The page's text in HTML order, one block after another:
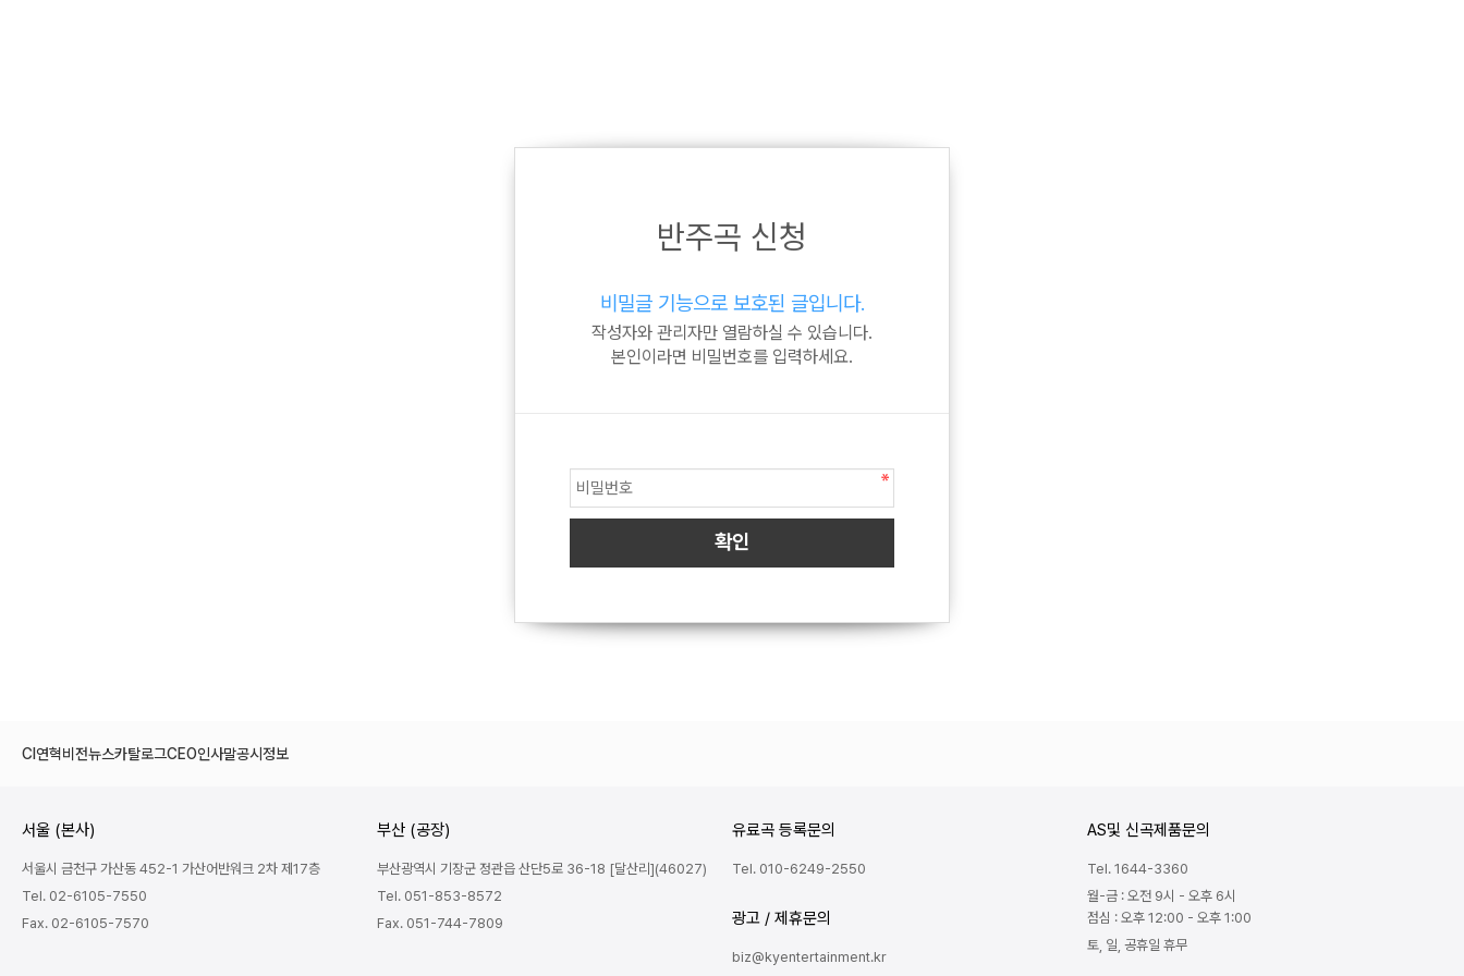
반주곡 신청
비밀글 기능으로 보호된 글입니다.
작성자와 관리자만 열람하실 수 있습니다.
본인이라면 비밀번호를 입력하세요.
CI연혁비전뉴스카탈로그CEO인사말공시정보
서울 (본사)
서울시 금천구 가산동 452-1 가산어반워크 2차 제17층
Tel. 02-6105-7550
Fax. 02-6105-7570
부산 (공장)
부산광역시 기장군 정관읍 산단5로 36-18 [달산리](46027)
Tel. 051-853-8572
Fax. 051-744-7809
유료곡 등록문의
Tel. 010-6249-2550
광고 / 제휴문의
biz@kyentertainment.kr
AS및 신곡제품문의
Tel. 1644-3360
월-금 : 오전 9시 - 오후 6시
점심 : 오후 12:00 - 오후 1:00
토, 일, 공휴일 휴무